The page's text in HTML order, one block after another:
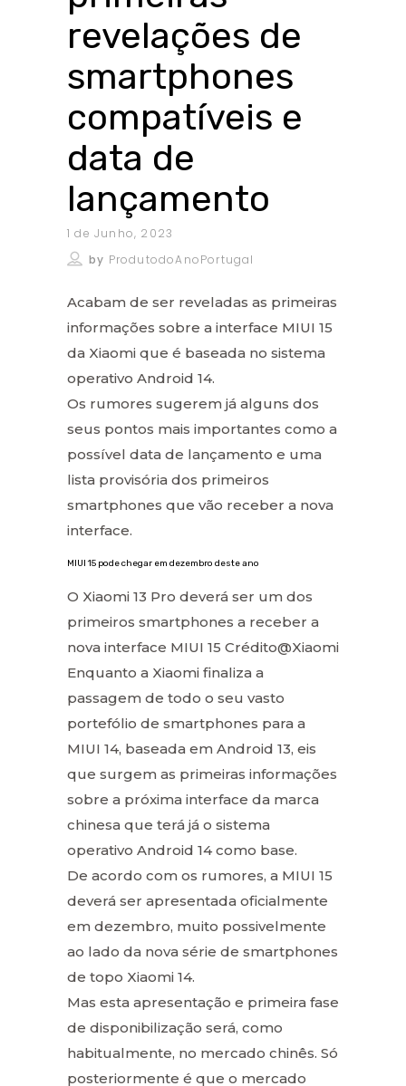
revelações de
smartphones
compatíveis e
data de
lançamento
1 de Junho, 2023
by ProdutodoAnoPortugal
Acabam de ser reveladas as primeiras
informações sobre a interface MIUI 15
da Xiaomi que é baseada no sistema
operativo Android 14.
Os rumores sugerem já alguns dos
seus pontos mais importantes como a
possível data de lançamento e uma
lista provisória dos primeiros
smartphones que vão receber a nova
interface.
MIUI 15 pode chegar em dezembro deste ano
O Xiaomi 13 Pro deverá ser um dos
primeiros smartphones a receber a
nova interface MIUI 15 Crédito@Xiaomi
Enquanto a Xiaomi finaliza a
passagem de todo o seu vasto
portefólio de smartphones para a
MIUI 14, baseada em Android 13, eis
que surgem as primeiras informações
sobre a próxima interface da marca
chinesa que terá já o sistema
operativo Android 14 como base.
De acordo com os rumores, a MIUI 15
deverá ser apresentada oficialmente
em dezembro, muito possivelmente
ao lado da nova série de smartphones
de topo Xiaomi 14.
Mas esta apresentação e primeira fase
de disponibilização será, como
habitualmente, no mercado chinês. Só
posteriormente é que o mercado